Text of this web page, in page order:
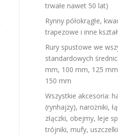
trwałe nawet 50 lat)
Rynny półokrągłe,
trapezowe i inne
Rury spustowe we
standardowych
mm, 100 mm, 125
150 mm
Wszystkie akcesoria:
(rynhajzy), narożniki,
złączki, obejmy, leje
trójniki, mufy,